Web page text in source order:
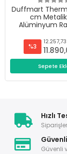
Duffmart
cm
Alüminyum
%3
Sepete
Hızlı
Güvenli